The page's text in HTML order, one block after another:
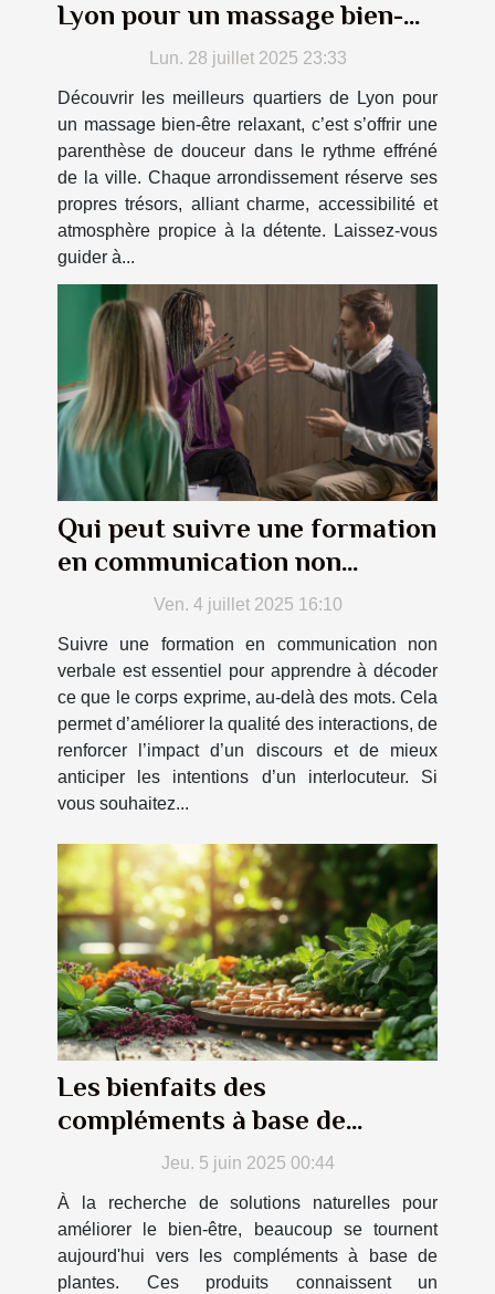
Lyon pour un massage bien-
être relaxantLun. 28 juillet 2025 23:33
Découvrir les meilleurs quartiers de Lyon pour
un massage bien-être relaxant, c’est s’offrir une
parenthèse de douceur dans le rythme effréné
de la ville. Chaque arrondissement réserve ses
propres trésors, alliant charme, accessibilité et
atmosphère propice à la détente. Laissez-vous
guider à...
Qui peut suivre une formation
en communication non
verbale ?Ven. 4 juillet 2025 16:10
Suivre une formation en communication non
verbale est essentiel pour apprendre à décoder
ce que le corps exprime, au-delà des mots. Cela
permet d’améliorer la qualité des interactions, de
renforcer l’impact d’un discours et de mieux
anticiper les intentions d’un interlocuteur. Si
vous souhaitez...
Les bienfaits des
compléments à base de
plantes sur la santé générale
Jeu. 5 juin 2025 00:44
À la recherche de solutions naturelles pour
améliorer le bien-être, beaucoup se tournent
aujourd'hui vers les compléments à base de
plantes. Ces produits connaissent un